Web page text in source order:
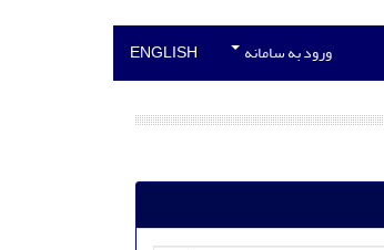
ورود به سامانه ENGLISH